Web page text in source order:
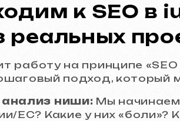
к SEO в
реальных
работу на принципе
подход, который
анализ ниши: Мы начинаем
ЕС? Какие у них «боли»?